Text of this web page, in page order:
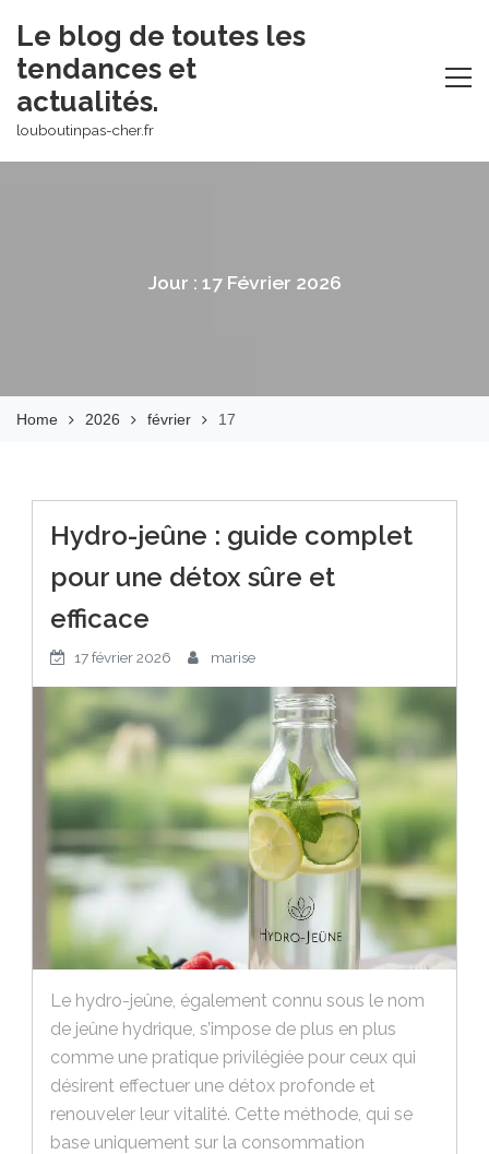
content
Le blog de toutes les
tendances et
actualités.
louboutinpas-cher.fr
Jour : 17 Février 2026
Home 2026 février 17
Hydro-jeûne : guide complet
pour une détox sûre et
efficace
17 février 2026 marise
Le hydro-jeûne, également connu sous le nom
de jeûne hydrique, s’impose de plus en plus
comme une pratique privilégiée pour ceux qui
désirent effectuer une détox profonde et
renouveler leur vitalité. Cette méthode, qui se
base uniquement sur la consommation